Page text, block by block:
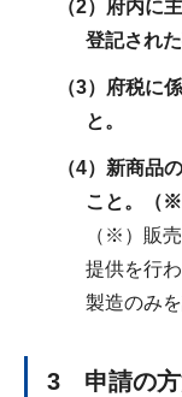
（2）府内に
登記され
（3）府税に
と。
（4）新商品
こと。（※
（※）販
提供を行
製造のみ
3 申請の